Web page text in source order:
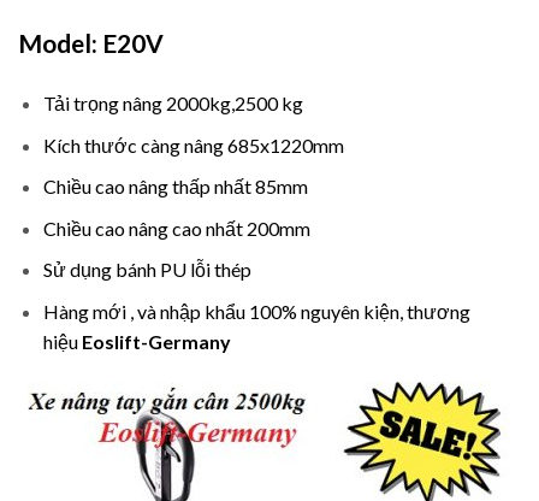
Model: E20V
Tải trọng nâng 2000kg,2500 kg
Kích thước càng nâng 685x1220mm
Chiều cao nâng thấp nhất 85mm
Chiều cao nâng cao nhất 200mm
Sử dụng bánh PU lỗi thép
Hàng mới , và nhập khẩu 100% nguyên kiện, thương
hiệu Eoslift-Germany